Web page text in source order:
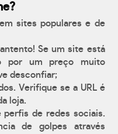
sites populares e de
Se um site está
por um preço muito
desconfiar;
Verifique se a URL é
loja.
perfis de redes sociais.
de golpes através